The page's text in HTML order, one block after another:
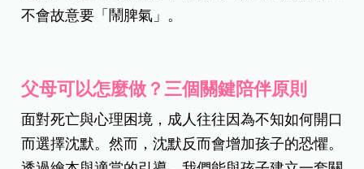
不會故意要「鬧脾氣」。
父母可以怎麼做？三個關鍵陪伴原則
面對死亡與心理困境，成人往往因為不知如何開口
而選擇沈默。然而，沈默反而會增加孩子的恐懼。